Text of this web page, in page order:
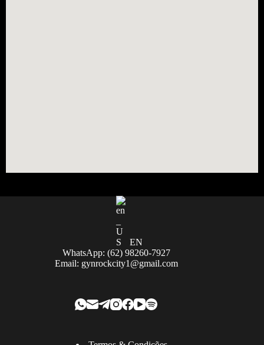
EN
WhatsApp: (62) 98260-7927
Email: gynrockcity1@gmail.com